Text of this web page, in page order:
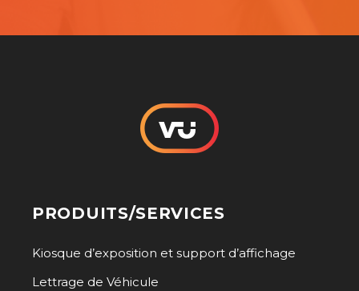
PRODUITS/SERVICES
Kiosque d’exposition et support d’affichage
Lettrage de Véhicule